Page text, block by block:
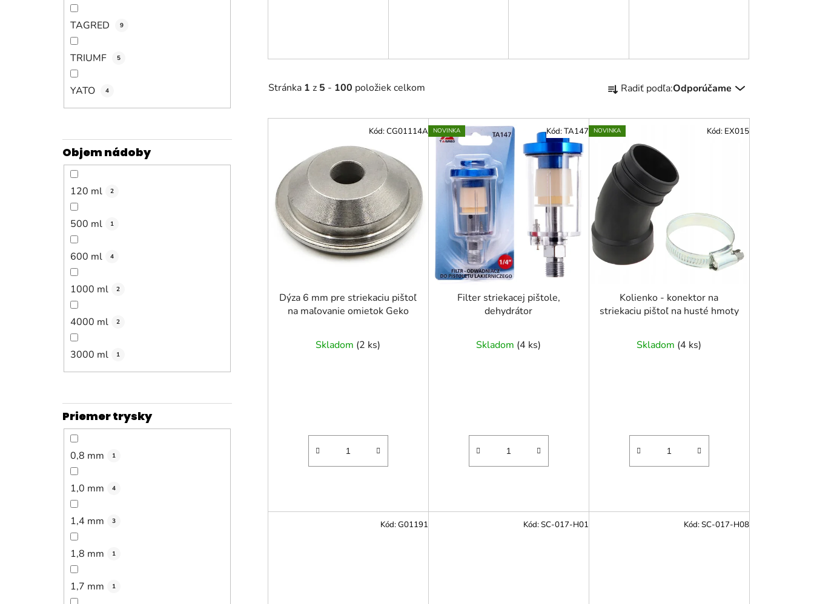
TAGRED 9
TRIUMF 5
YATO 4
Objem nádoby
120 ml 2
500 ml 1
600 ml 4
1000 ml 2
4000 ml 2
3000 ml 1
Priemer trysky
0,8 mm 1
1,0 mm 4
1,4 mm 3
1,8 mm 1
1,7 mm 1
Stránka 1 z 5 - 100 položiek celkom a
e
n
e
p
u
k
v
Radiť podľa:Odporúčame
V
p
Dýza 6 mm pre striekaciu pištoľ
na maľovanie omietok Geko
Skladom (2 ks)
Kód:CG01114A NOVINKA
Filter striekacej pištole,
dehydrátor
Skladom (4 ks)
Kód:TA147 NOVINKA
Kolienko - konektor na
striekaciu pištoľ na husté hmoty
Skladom (4 ks)
Kód: EX015
Kód:G01191 Kód:SC-017-H01 Kód:SC-017-H08